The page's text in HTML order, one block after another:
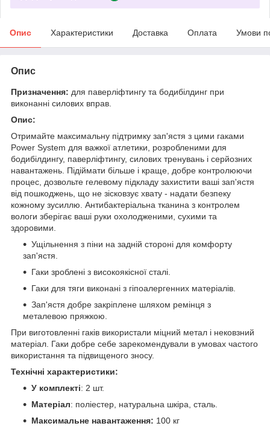
Опис Характеристики Доставка Оплата Умови
Опис
Призначення: для паверліфтингу та бодибілдинг при
виконанні силових вправ.
Опис:
Отримайте максимальну підтримку зап'ястя з цими гаками
Power System для важкої атлетики, розробленими для
бодибілдингу, паверліфтингу, силових тренувань і серйозних
навантажень. Підіймати більше і краще, добре контролюючи
процес, дозвольте гелевому підкладу захистити ваші зап'ястя
від пошкоджень, що не зісковзує хвату - надати безпеку
кожному зусиллю. Антибактеріальна тканина з контролем
вологи зберігає ваші руки охолодженими, сухими та
здоровими.
Ущільнення з піни на задній стороні для комфорту
зап'ястя.
Гаки зроблені з високоякісної сталі.
Гаки для тяги виконані з гіпоалергенних матеріалів.
Зап'ястя добре закріплене шляхом ремінця з
металевою пряжкою.
При виготовленні гаків використали міцний метал і нековзний
матеріал. Гаки добре себе зарекомендували в умовах частого
використання та підвищеного зносу.
Технічні характеристики:
У комплекті: 2 шт.
Матеріал: поліестер, натуральна шкіра, сталь.
Максимальне навантаження: 100 кг